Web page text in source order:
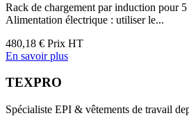
Rack de chargement par induction pour
Alimentation électrique : utiliser le...
480,18 € Prix HT
En savoir plus
TEXPRO
Spécialiste EPI & vêtements de travail